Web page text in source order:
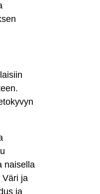
naisella
Väri ja
ja